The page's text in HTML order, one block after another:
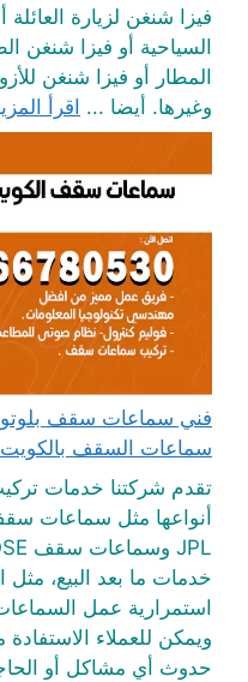
فيزا شنغن لزيارة
السياحية أو فيزا شنغن
المطار أو فيزا شنغن
وغيرها. أيضا ... اقرأ
سماعات السقف بالكويت
تقدم شركتنا خدمات
أنواعها مثل سماعات
خدمات ما بعد البيع، مثل
استمرارية عمل
ويمكن للعملاء
حدوث أي مشاكل أو